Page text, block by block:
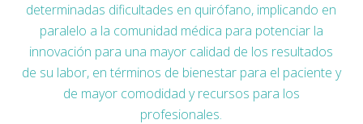
determinadas dificultades en quirófano, implicando en
paralelo a la comunidad médica para potenciar la
innovación para una mayor calidad de los resultados
de su labor, en términos de bienestar para el paciente y
de mayor comodidad y recursos para los
profesionales.